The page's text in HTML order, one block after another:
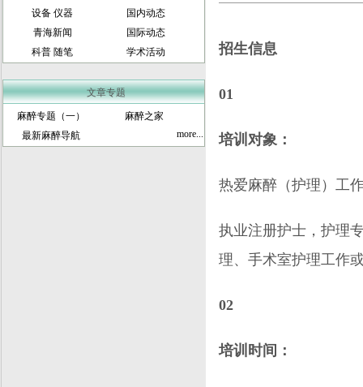
设备 仪器
国内动态
青海新闻
国际动态
科普 随笔
学术活动
文章专题
麻醉专题（一）
麻醉之家
最新麻醉导航
more...
招生信息
01
培训对象：
热爱麻醉（护理）工
执业注册护士，护理
理、手术室护理工作
02
培训时间：